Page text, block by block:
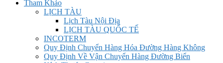
Tham Khảo
LỊCH TÀU
Lịch Tàu Nội Địa
LỊCH TÀU QUỐC TẾ
INCOTERM
Quy Định Chuyển Hàng Hóa Đường Hàng Không
Quy Định Về Vận Chuyển Hàng Đường Biển